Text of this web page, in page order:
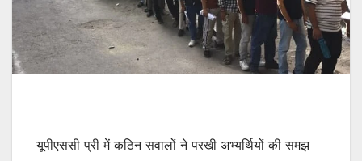
यूपीएससी प्री में कठिन सवालों ने परखी अभ्यर्थियों की समझ